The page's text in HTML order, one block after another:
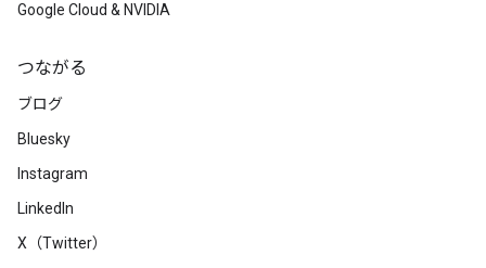
Google Cloud & NVIDIA
つながる
ブログ
Bluesky
Instagram
LinkedIn
X（Twitter）